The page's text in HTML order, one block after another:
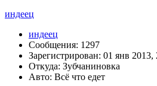
индеец
индеец
Сообщения: 1297
Зарегистрирован: 01 янв 2013,
Откуда: Зубчаниновка
Авто: Всё что едет